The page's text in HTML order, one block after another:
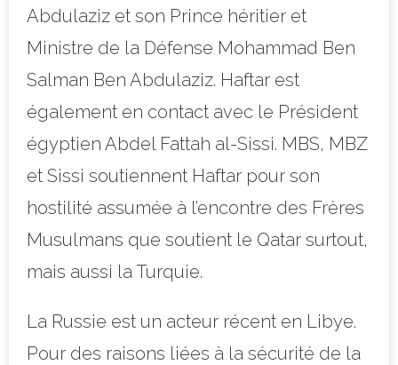
Abdulaziz et son Prince héritier et
Ministre de la Défense Mohammad Ben
Salman Ben Abdulaziz. Haftar est
également en contact avec le Président
égyptien Abdel Fattah al-Sissi. MBS, MBZ
et Sissi soutiennent Haftar pour son
hostilité assumée à l’encontre des Frères
Musulmans que soutient le Qatar surtout,
mais aussi la Turquie.
La Russie est un acteur récent en Libye.
Pour des raisons liées à la sécurité de la